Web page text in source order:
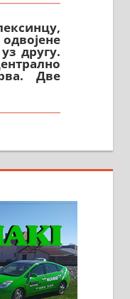
другу.
Две
на
25
нова,
160
Зеленом
Могућа